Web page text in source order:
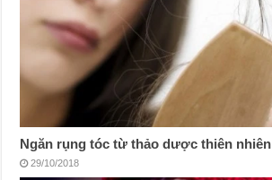
Ngăn rụng tóc từ thảo dược thiên nhiên
29/10/2018